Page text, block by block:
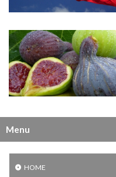
Menu
HOME